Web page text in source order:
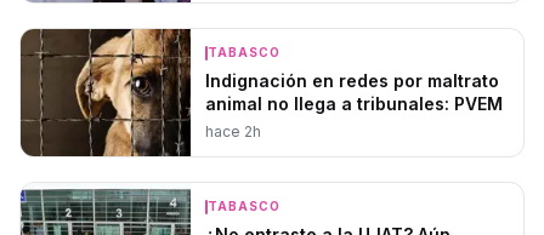
TABASCO
Indignación en redes por maltrato
animal no llega a tribunales: PVEM
hace 2h
TABASCO